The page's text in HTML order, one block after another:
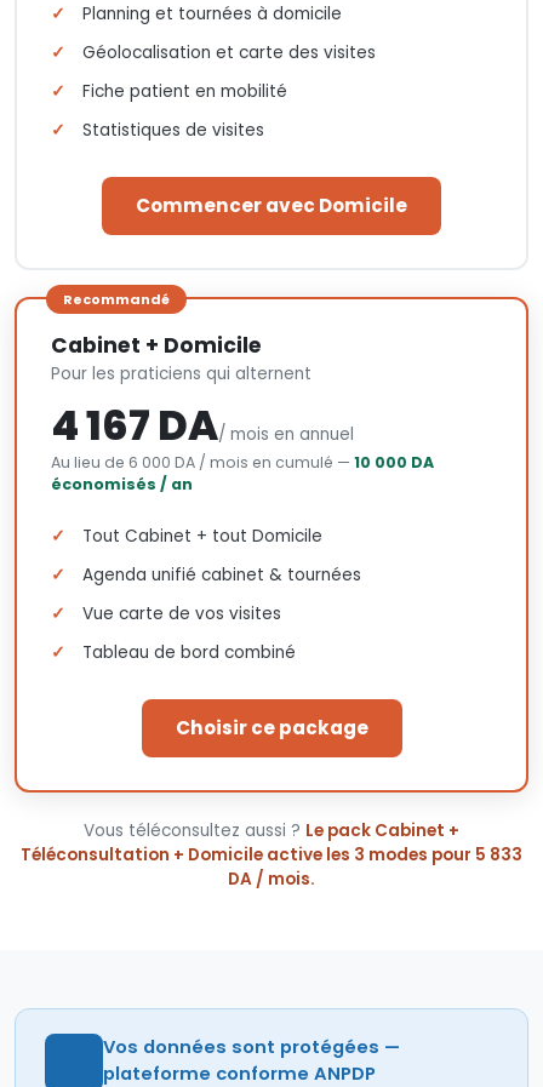
Planning et tournées à domicile
Géolocalisation et carte des visites
Fiche patient en mobilité
Statistiques de visites
Commencer avec Domicile
Recommandé
Cabinet + Domicile
Pour les praticiens qui alternent
4 167 DA/ mois en annuel
Au lieu de 6 000 DA / mois en cumulé — 10 000 DA
économisés / an
Tout Cabinet + tout Domicile
Agenda unifié cabinet & tournées
Vue carte de vos visites
Tableau de bord combiné
Choisir ce package
Vous téléconsultez aussi ? Le pack Cabinet +
Téléconsultation + Domicile active les 3 modes pour 5 833
DA / mois.
Vos données sont protégées —
plateforme conforme ANPDP